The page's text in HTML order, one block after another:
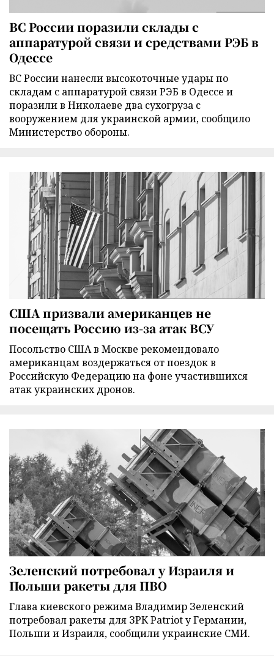
ВС России поразили склады с
аппаратурой связи и средствами РЭБ в
Одессе
ВС России нанесли высокоточные удары по
складам с аппаратурой связи РЭБ в Одессе и
поразили в Николаеве два сухогруза с
вооружением для украинской армии, сообщило
Министерство обороны.
США призвали американцев не
посещать Россию из-за атак ВСУ
Посольство США в Москве рекомендовало
американцам воздержаться от поездок в
Российскую Федерацию на фоне участившихся
атак украинских дронов.
Зеленский потребовал у Израиля и
Польши ракеты для ПВО
Глава киевского режима Владимир Зеленский
потребовал ракеты для ЗРК Patriot у Германии,
Польши и Израиля, сообщили украинские СМИ.